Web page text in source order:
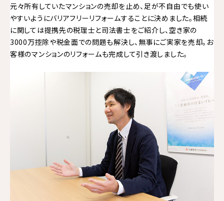
元々所有していたマンションの売却を止め、足が不自由でも使い
やすいようにバリアフリーリフォームすることに決めました。相続
に関しては提携先の税理士と司法書士をご紹介し、空き家の
3000万控除や税金面での問題も解決し、無事にご実家を売却。お
客様のマンションのリフォームも完成して引き渡しました。